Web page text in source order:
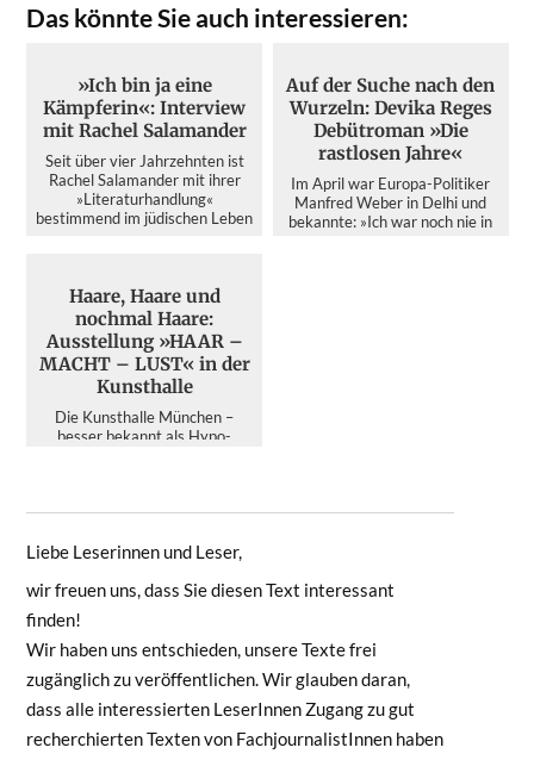
Das könnte Sie auch interessieren:
»Ich bin ja eine
Kämpferin«: Interview
mit Rachel Salamander
Seit über vier Jahrzehnten ist
Rachel Salamander mit ihrer
»Literaturhandlung«
bestimmend im jüdischen Leben
Auf der Suche nach den
Wurzeln: Devika Reges
Debütroman »Die
rastlosen Jahre«
Im April war Europa-Politiker
Manfred Weber in Delhi und
bekannte: »Ich war noch nie in
Haare, Haare und
nochmal Haare:
Ausstellung »HAAR –
MACHT – LUST« in der
Kunsthalle
Die Kunsthalle München –
besser bekannt als Hypo-
Liebe Leserinnen und Leser,
wir freuen uns, dass Sie diesen Text interessant
finden!
Wir haben uns entschieden, unsere Texte frei
zugänglich zu veröffentlichen. Wir glauben daran,
dass alle interessierten LeserInnen Zugang zu gut
recherchierten Texten von FachjournalistInnen haben